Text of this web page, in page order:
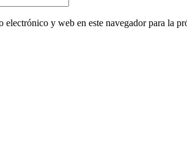
electrónico y web en este navegador para la